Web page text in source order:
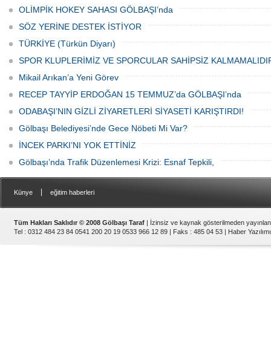
adeta başka bir noktaya taşıyor
önünde lokma ikramı gerçekleştirildi.
Düzenlenen hayra çok sayıda siyasi
temsilci, sivil toplum kuruluşu üyeleri ve
OLİMPİK HOKEY SAHASI GÖLBAŞI’nda
SÖZ YERİNE DESTEK İSTİYOR
TÜRKİYE (Türkün Diyarı)
SPOR KLUPLERİMİZ VE SPORCULAR SAHİPSİZ
Mikail Arıkan’a Yeni Görev
RECEP TAYYİP ERDOĞAN 15 TEMMUZ’da GÖLBAŞI’nda
ODABAŞI’NIN GİZLİ ZİYARETLERİ SİYASETİ KARIŞTIRDI!
Gölbaşı Belediyesi’nde Gece Nöbeti Mi Var?
İNCEK PARKI’NI YOK ETTİNİZ
Gölbaşı’nda Trafik Düzenlemesi Krizi: Esnaf Tepkili,
Künye eğitim haberleri
Tüm Hakları Saklıdır © 2008 Gölbaşı Taraf | İzinsiz ve kaynak gösterilmeden
Tel : 0312 484 23 84 0541 200 20 19 0533 966 12 89 | Faks : 485 04 53 | Haber Yazılımı